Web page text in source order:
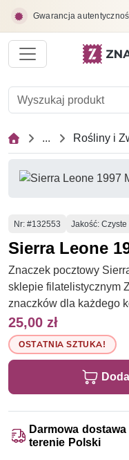
Gwarancja
... Rośliny i
Numer
Nr: #132553 Jakość: Czyste
Sierra Leone
Znaczek pocztowy
sklepie filatelistycznym
znaczków dla każdego
25,00 zł
OSTATNIA SZTUKA!
Darmowa dostawa
terenie Polski